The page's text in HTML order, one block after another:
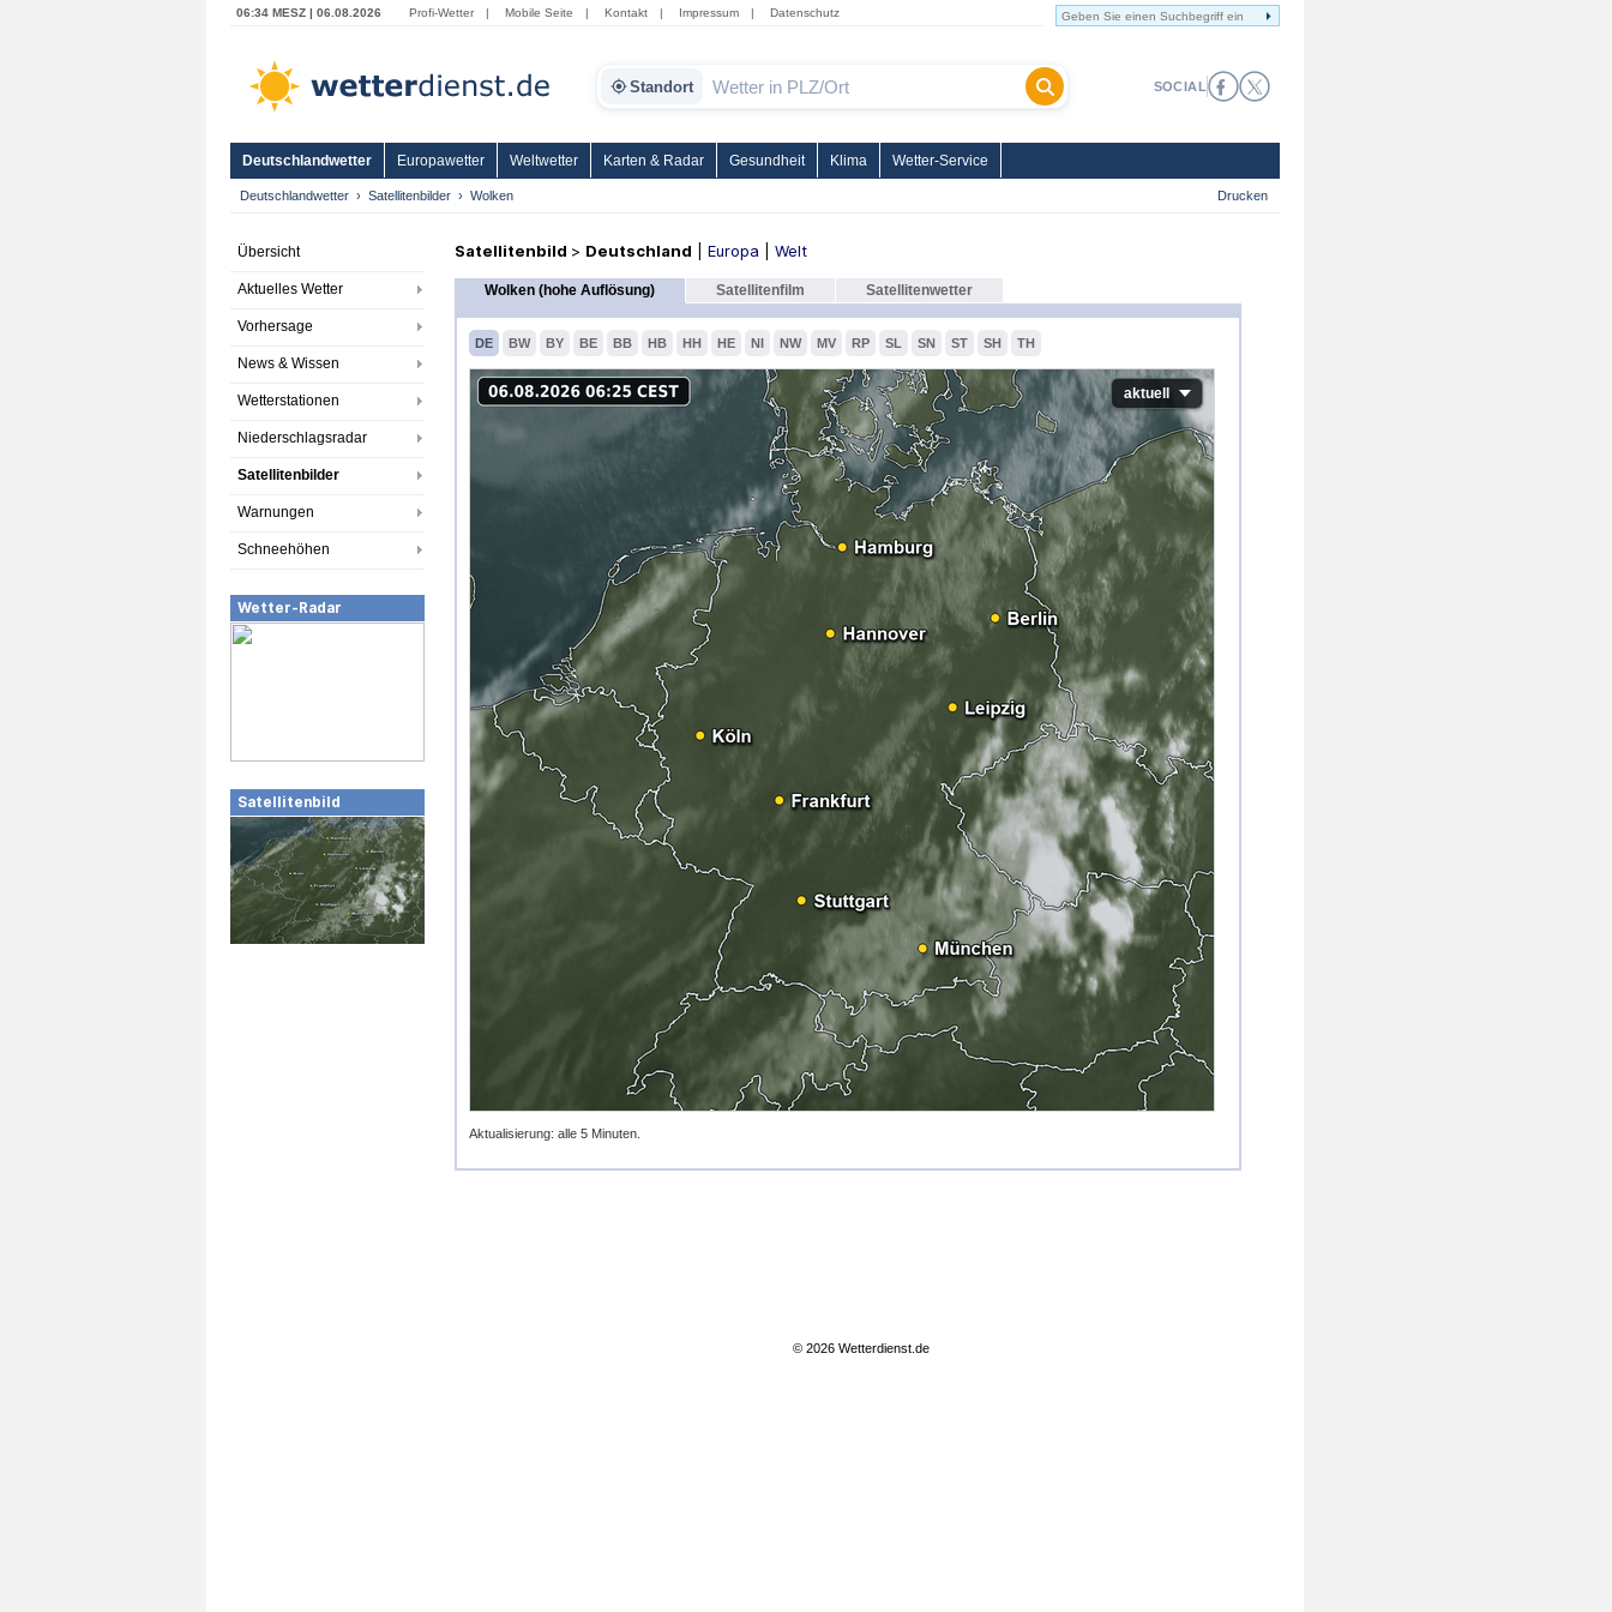
06:34 MESZ | 06.08.2026 Profi-Wetter | Mobile Seite | Kontakt | Impressum | Datenschutz
Standort SOCIAL
Deutschlandwetter Europawetter Weltwetter Karten & Radar Gesundheit Klima Wetter-Service
Deutschlandwetter Satellitenbilder Wolken Drucken
Übersicht
Aktuelles Wetter
Vorhersage
News & Wissen
Wetterstationen
Niederschlagsradar
Satellitenbilder
Warnungen
Schneehöhen
Wetter-Radar
Satellitenbild
Satellitenbild > Deutschland Europa Welt
Wolken (hohe Auflösung) Satellitenfilm Satellitenwetter
DE BW BY BE BB HB HH HE NI NW MV RP SL SN ST SH TH
Aktualisierung: alle 5 Minuten.
© 2026 Wetterdienst.de